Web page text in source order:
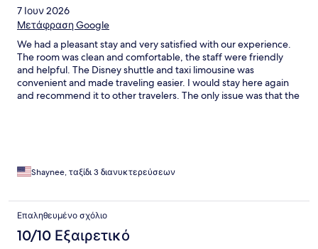
7 Ιουν 2026
Μετάφραση Google
We had a pleasant stay and very satisfied with our experience.
The room was clean and comfortable, the staff were friendly
and helpful. The Disney shuttle and taxi limousine was
convenient and made traveling easier. I would stay here again
and recommend it to other travelers. The only issue was that the
Shaynee, ταξίδι 3 διανυκτερεύσεων
Επαληθευμένο σχόλιο
10/10 Εξαιρετικό